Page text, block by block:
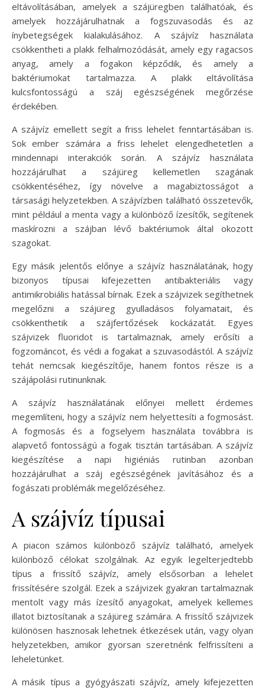
eltávolításában, amelyek a szájüregben találhatóak, és
amelyek hozzájárulhatnak a fogszuvasodás és az
ínybetegségek kialakulásához. A szájvíz használata
csökkentheti a plakk felhalmozódását, amely egy ragacsos
anyag, amely a fogakon képződik, és amely a
baktériumokat tartalmazza. A plakk eltávolítása
kulcsfontosságú a száj egészségének megőrzése
érdekében.
A szájvíz emellett segít a friss lehelet fenntartásában is.
Sok ember számára a friss lehelet elengedhetetlen a
mindennapi interakciók során. A szájvíz használata
hozzájárulhat a szájüreg kellemetlen szagának
csökkentéséhez, így növelve a magabiztosságot a
társasági helyzetekben. A szájvízben található összetevők,
mint például a menta vagy a különböző ízesítők, segítenek
maskírozni a szájban lévő baktériumok által okozott
szagokat.
Egy másik jelentős előnye a szájvíz használatának, hogy
bizonyos típusai kifejezetten antibakteriális vagy
antimikrobiális hatással bírnak. Ezek a szájvizek segíthetnek
megelőzni a szájüreg gyulladásos folyamatait, és
csökkenthetik a szájfertőzések kockázatát. Egyes
szájvizek fluoridot is tartalmaznak, amely erősíti a
fogzománcot, és védi a fogakat a szuvasodástól. A szájvíz
tehát nemcsak kiegészítője, hanem fontos része is a
szájápolási rutinunknak.
A szájvíz használatának előnyei mellett érdemes
megemlíteni, hogy a szájvíz nem helyettesíti a fogmosást.
A fogmosás és a fogselyem használata továbbra is
alapvető fontosságú a fogak tisztán tartásában. A szájvíz
kiegészítése a napi higiéniás rutinban azonban
hozzájárulhat a száj egészségének javításához és a
fogászati problémák megelőzéséhez.
A szájvíz típusai
A piacon számos különböző szájvíz található, amelyek
különböző célokat szolgálnak. Az egyik legelterjedtebb
típus a frissítő szájvíz, amely elsősorban a lehelet
frissítésére szolgál. Ezek a szájvizek gyakran tartalmaznak
mentolt vagy más ízesítő anyagokat, amelyek kellemes
illatot biztosítanak a szájüreg számára. A frissítő szájvizek
különösen hasznosak lehetnek étkezések után, vagy olyan
helyzetekben, amikor gyorsan szeretnénk felfrissíteni a
leheletünket.
A másik típus a gyógyászati szájvíz, amely kifejezetten